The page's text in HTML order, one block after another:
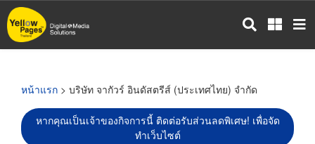
ข้าม
ไป
หน้าแรก > บริษัท จากัวร์ อินดัสตรีส์ (ประเทศไทย) จำกัด
หากคุณเป็นเจ้าของกิจการนี้ ติดต่อรับส่วนลดพิเศษ! เพื่อจัด
ทำเว็บไซต์